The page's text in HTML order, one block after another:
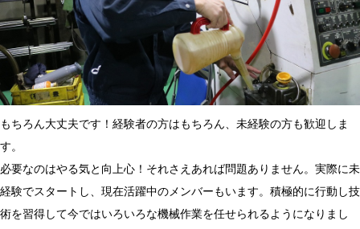
もちろん大丈夫です！経験者の方はもちろん、未経験の方も歓迎しま
す。
必要なのはやる気と向上心！それさえあれば問題ありません。実際に未
経験でスタートし、現在活躍中のメンバーもいます。積極的に行動し技
術を習得して今ではいろいろな機械作業を任せられるようになりまし